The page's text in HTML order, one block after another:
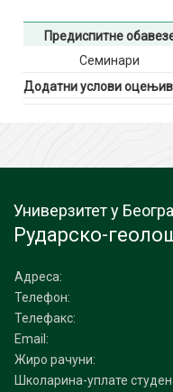
Предиспитне
Семинари
Додатни услови
Универзитет у
Рударско-
Адреса:
Телефон:
Телефакс:
Email:
Жиро рачуни:
Школарина-уплате